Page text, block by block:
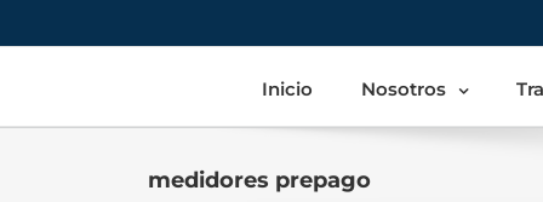
Inicio Nosotros
medidores prepago